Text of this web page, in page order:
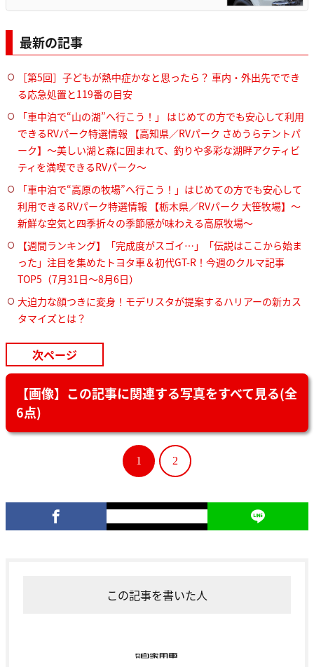
最新の記事
［第5回］子どもが熱中症かなと思ったら？ 車内・外出先ででき
る応急処置と119番の目安
「車中泊で“山の湖”へ行こう！」 はじめての方でも安心して利用
できるRVパーク特選情報 【高知県／RVパーク さめうらテントパ
ーク】～美しい湖と森に囲まれて、釣りや多彩な湖畔アクティビ
ティを満喫できるRVパーク～
「車中泊で“高原の牧場”へ行こう！」はじめての方でも安心して
利用できるRVパーク特選情報 【栃木県／RVパーク 大笹牧場】～
新鮮な空気と四季折々の季節感が味わえる高原牧場～
【週間ランキング】「完成度がスゴイ…」「伝説はここから始ま
った」注目を集めたトヨタ車＆初代GT-R！今週のクルマ記事
TOP5（7月31日〜8月6日）
大迫力な顔つきに変身！モデリスタが提案するハリアーの新カス
タマイズとは？
次ページ
【画像】この記事に関連する写真をすべて見る(全
6点)
1 2
この記事を書いた人